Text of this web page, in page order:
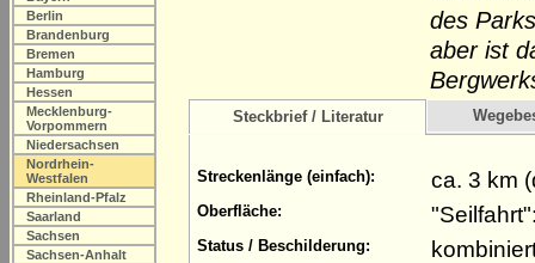
Berlin
Brandenburg
Bremen
Hamburg
Hessen
Mecklenburg-
Vorpommern
Niedersachsen
Nordrhein-
Westfalen
Rheinland-Pfalz
Saarland
Sachsen
Sachsen-Anhalt
des
aber ist
Steckbrief / Literatur
Streckenlänge (einfach): ca. 3 km
Oberfläche:
Status / Beschilderung: